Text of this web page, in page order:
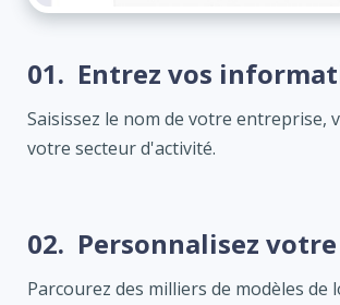
01. Entrez vos
Saisissez le nom de votre entreprise,
votre secteur d'activité.
02. Personnalisez
Parcourez des milliers de modèles de